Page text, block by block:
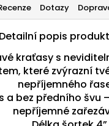
Dotazy
Detailní popis
kraťasy s
které zvýrazní
nepříjemného
a bez předního švu
nepříjemné